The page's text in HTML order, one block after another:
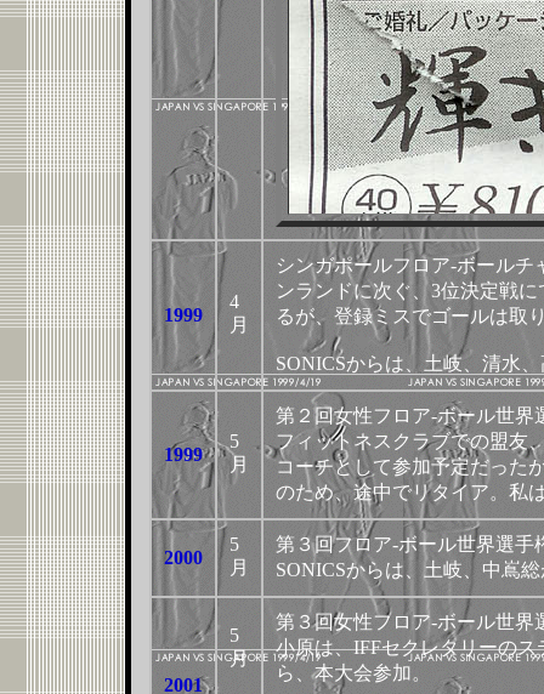
1999
4
月
シンガポールフロア-ボール
ンランドに次ぐ、3位決定戦
るが、登録ミスでゴールは取
SONICSからは、土岐、清水
1999
5
月
第２回女性フロア-ボール世界
フィットネスクラブでの盟友
コーチとして参加予定だった
のため、途中でリタイア。私
2000
5
月
第３回フロア-ボール世界選手
SONICSからは、土岐、中嶌
2001
5
月
第３回女性フロア-ボール世界
小原は、IFFセクレタリーの
ら、本大会参加。